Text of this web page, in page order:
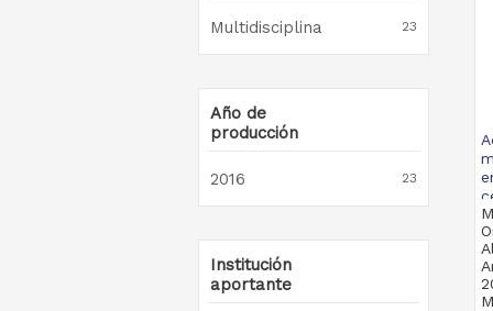
Multidisciplina 23
Año de
producción
2016 23
Institución
aportante